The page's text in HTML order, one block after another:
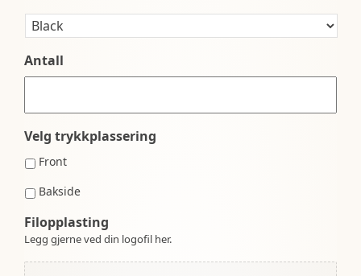
Antall
Velg trykkplassering
Front
Bakside
Filopplasting
Legg gjerne ved din logofil her.